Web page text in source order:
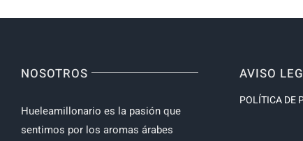
NOSOTROS
Hueleamillonario es la pasión que
sentimos por los aromas árabes
AVISO
POLÍTICA DE